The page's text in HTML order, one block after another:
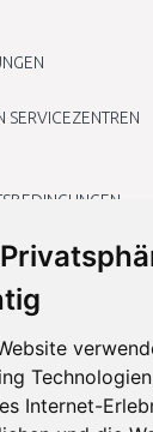
Internet-
SERVICEZENTREN